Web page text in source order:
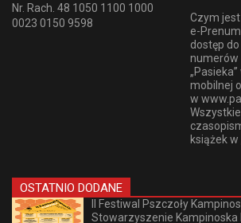
Nr. Rach. 48 1050 1100 1000
0023 0150 9598
Czym
e-
dostęp
numerów
mobilnej
w
książek w
OSTATNIO DODANE
II Festiwal Pszczoły
Stowarzyszenie Kampinoska